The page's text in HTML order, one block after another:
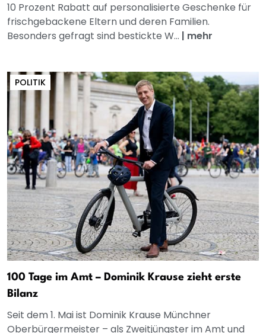
10 Prozent Rabatt auf personalisierte Geschenke für
frischgebackene Eltern und deren Familien.
Besonders gefragt sind bestickte W... | mehr
POLITIK
100 Tage im Amt – Dominik Krause zieht erste
Bilanz
Seit dem 1. Mai ist Dominik Krause Münchner
Oberbürgermeister – als Zweitjüngster im Amt und